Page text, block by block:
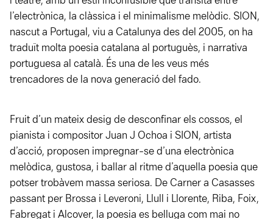
l’electrònica, la clàssica i el minimalisme melòdic. SION,
nascut a Portugal, viu a Catalunya des del 2005, on ha
traduït molta poesia catalana al portuguès, i narrativa
portuguesa al català. És una de les veus més
trencadores de la nova generació del fado.
Fruit d’un mateix desig de desconfinar els cossos, el
pianista i compositor Juan J Ochoa i SION, artista
d’acció, proposen impregnar-se d’una electrònica
melòdica, gustosa, i ballar al ritme d’aquella poesia que
potser trobàvem massa seriosa. De Carner a Casasses
passant per Brossa i Leveroni, Llull i Llorente, Riba, Foix,
Fabregat i Alcover, la poesia es belluga com mai no